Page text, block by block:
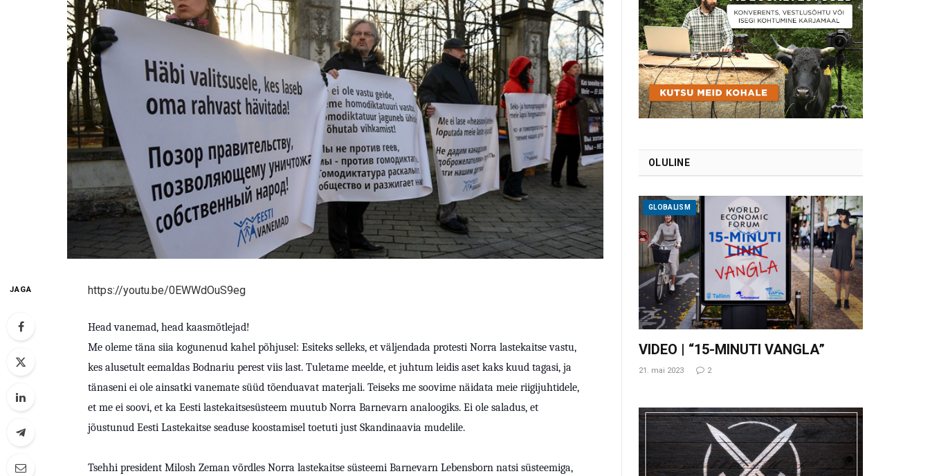
JAGA https://youtu.be/0EWWdOuS9eg
Head vanemad, head kaasmõtlejad!
Me oleme täna siia kogunenud kahel põhjusel: Esiteks selleks, et väljendada protesti Norra lastekaitse vastu,
kes alusetult eemaldas Bodnariu perest viis last. Tuletame meelde, et juhtum leidis aset kaks kuud tagasi, ja
tänaseni ei ole ainsatki vanemate süüd tõenduavat materjali.Teiseks me soovime näidata meie riigijuhtidele,
et me ei soovi, et ka Eesti lastekaitsesüsteem muutub Norra Barnevarn analoogiks. Ei ole saladus, et
jõustunud Eesti Lastekaitse seaduse koostamisel toetuti just Skandinaavia mudelile.
Tsehhi president Milosh Zeman võrdles Norra lastekaitse süsteemi Barnevarn Lebensborn natsi süsteemiga,
OLULINE
GLOBALISM
VIDEO | “15-MINUTI VANGLA”
21. mai 2023 2